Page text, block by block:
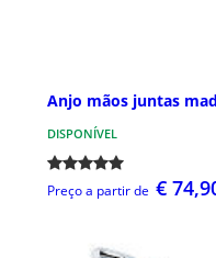
Anjo mãos juntas
DISPONÍVEL
Preço a partir de €